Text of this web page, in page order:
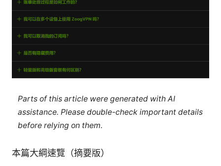
Parts of this article were generated with AI
assistance. Please double-check important details
before relying on them.
本篇大綱速覽（摘要版）